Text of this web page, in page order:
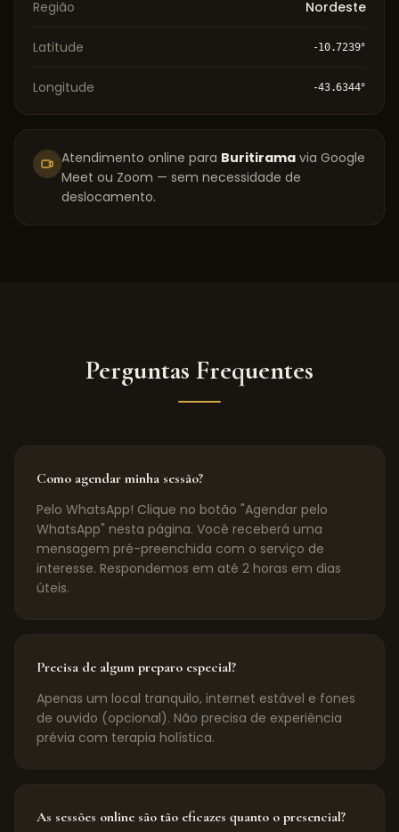
Região Nordeste
Latitude -10.7239°
Longitude -43.6344°
Atendimento online para Buritirama via Google
Meet ou Zoom — sem necessidade de
deslocamento.
Perguntas Frequentes
Como agendar minha sessão?
Pelo WhatsApp! Clique no botão "Agendar pelo
WhatsApp" nesta página. Você receberá uma
mensagem pré-preenchida com o serviço de
interesse. Respondemos em até 2 horas em dias
úteis.
Precisa de algum preparo especial?
Apenas um local tranquilo, internet estável e fones
de ouvido (opcional). Não precisa de experiência
prévia com terapia holística.
As sessões online são tão eficazes quanto o presencial?